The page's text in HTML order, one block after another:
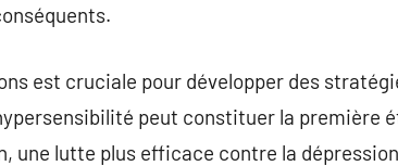
est cruciale pour développer des
peut constituer la première
une lutte plus efficace contre la